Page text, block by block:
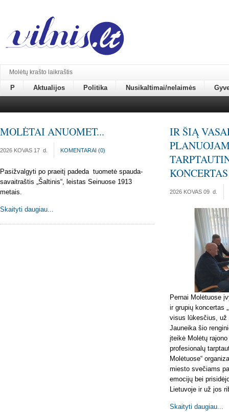
Molėtų krašto laikraštis
P Aktualijos Politika Nusikaltimai/nelaimės
MOLĖTAI ANUOMET...
2026 KOVAS 17 d. KOMENTARAI (0)
Pasižvalgyti po praeitį padeda tuometė spauda-
savaitraštis „Šaltinis“, leistas Seinuose 1913
metais.
Skaityti daugiau...
IR ŠIĄ
KONCERTAS
2026 KOVAS 09 d.
Pernai Molėtuose
ir grupių koncertas
visus lūkesčius, už
Jauneika šio
įteikė Molėtų
profesionalų
Molėtuose“
miesto svečiams
emocijų bei
Lietuvoje ir už jos
Skaityti daugiau...